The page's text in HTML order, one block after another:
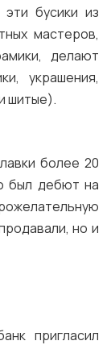
бусики из
мастеров,
делают
украшения,
шитые).
более 20
был дебют на
но и
пригласил